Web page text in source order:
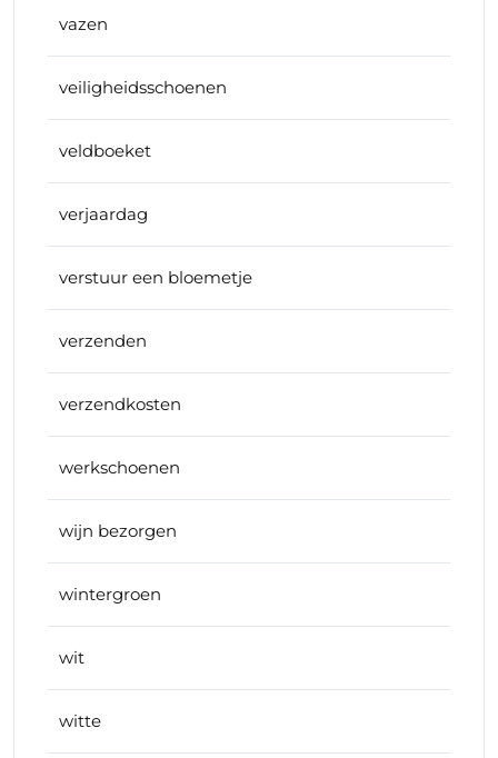
vazen
veiligheidsschoenen
veldboeket
verjaardag
verstuur een bloemetje
verzenden
verzendkosten
werkschoenen
wijn bezorgen
wintergroen
wit
witte